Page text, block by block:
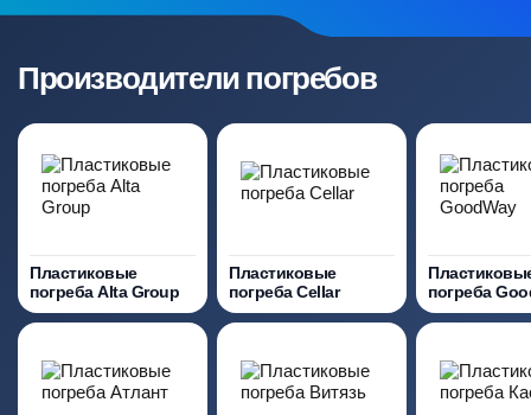
Производители погребов
Пластиковые
погреба Alta Group
Пластиковые
погреба Cellar
погреба